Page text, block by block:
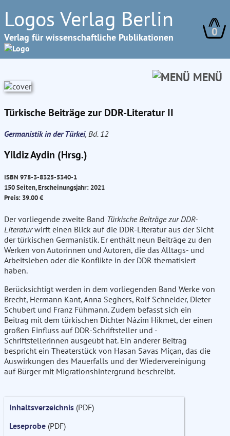
Logos Verlag Berlin
Verlag für wissenschaftliche Publikationen 0
MENÜ
Türkische Beiträge zur DDR-Literatur II
Germanistik in der Türkei, Bd. 12
Yildiz Aydin (Hrsg.)
ISBN 978-3-8325-5340-1
150 Seiten, Erscheinungsjahr: 2021
Preis: 39.00 €
Der vorliegende zweite Band Türkische Beiträge zur DDR-
Literaturwirft einen Blick auf die DDR-Literatur aus der Sicht
der türkischen Germanistik. Er enthält neun Beiträge zu den
Werken von Autorinnen und Autoren, die das Alltags- und
Arbeitsleben oder die Konflikte in der DDR thematisiert
haben.
Berücksichtigt werden in dem vorliegenden Band Werke von
Brecht, Hermann Kant, Anna Seghers, Rolf Schneider, Dieter
Schubert und Franz Fühmann. Zudem befasst sich ein
Beitrag mit dem türkischen Dichter Nâzim Hikmet, der einen
großen Einfluss auf DDR-Schriftsteller und -
Schriftstellerinnen ausgeübt hat. Ein anderer Beitrag
bespricht ein Theaterstück von Hasan Savas Miçan, das die
Auswirkungen des Mauerfalls und der Wiedervereinigung
auf Bürger mit Migrationshintergrund beschreibt.
Inhaltsverzeichnis (PDF)
Leseprobe (PDF)